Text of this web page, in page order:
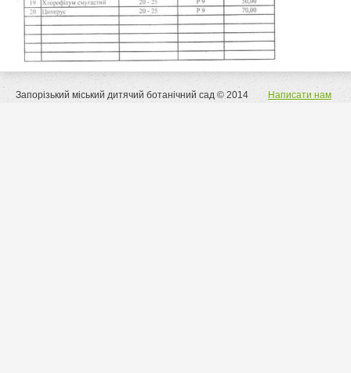
Запорізький міський дитячий ботанічний сад © 2014 Написати нам